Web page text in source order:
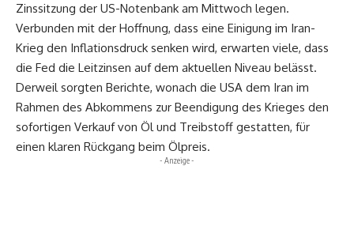
Zinssitzung der US-Notenbank am Mittwoch legen.
Verbunden mit der Hoffnung, dass eine Einigung im Iran-
Krieg den Inflationsdruck senken wird, erwarten viele, dass
die Fed die Leitzinsen auf dem aktuellen Niveau belässt.
Derweil sorgten Berichte, wonach die USA dem Iran im
Rahmen des Abkommens zur Beendigung des Krieges den
sofortigen Verkauf von Öl und Treibstoff gestatten, für
einen klaren Rückgang beim Ölpreis.
- Anzeige -